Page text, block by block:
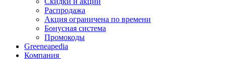
Распродажа
Акция ограничена по времени
Бонусная система
Промокоды
Greeneapedia
Компания